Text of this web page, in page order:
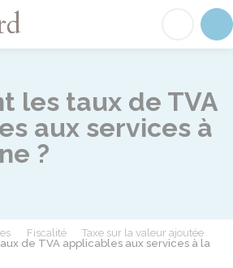
les taux de TVA
aux services à
?
Fiscalité
Taxe sur la valeur ajoutée
de TVA applicables aux services à la